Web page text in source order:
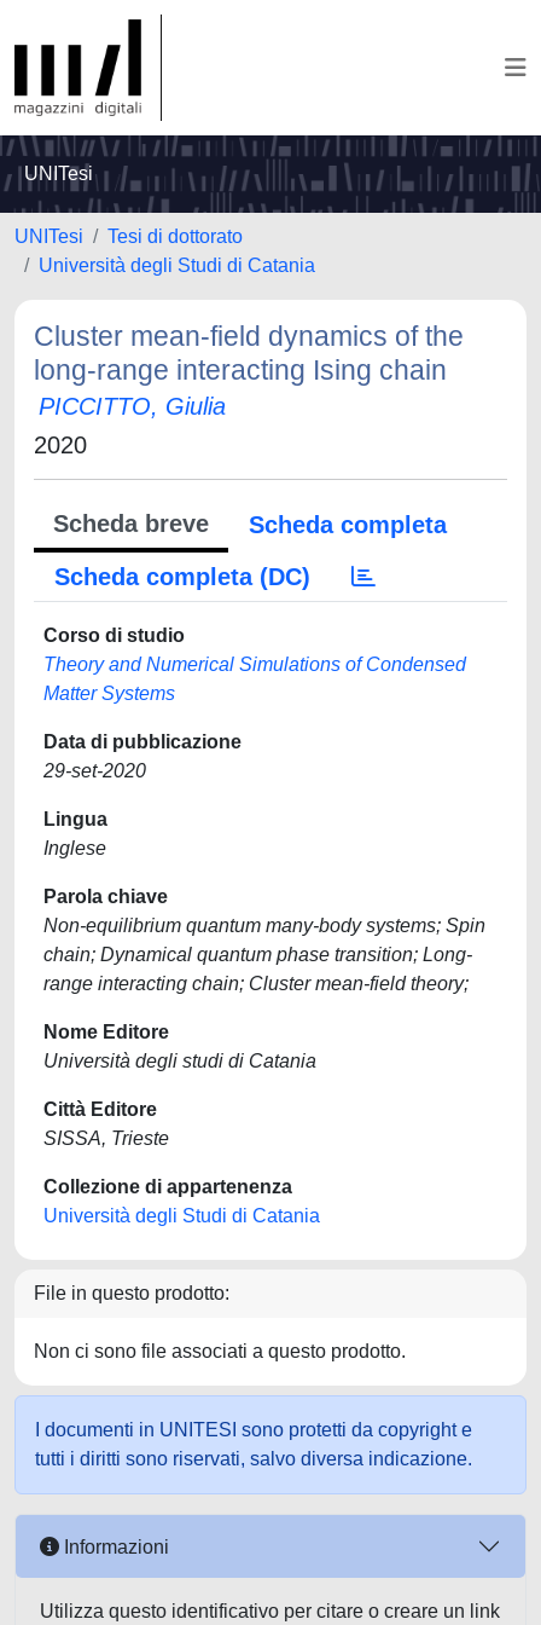
UNITesi
UNITesi
Tesi di dottorato
Università degli Studi di Catania
Cluster mean-field dynamics of the
long-range interacting Ising chain
PICCITTO, Giulia
2020
Scheda breve
Scheda completa
Scheda completa (DC)
Corso di studio
Theory and Numerical Simulations of Condensed
Matter Systems
Data di pubblicazione
29-set-2020
Lingua
Inglese
Parola chiave
Non-equilibrium quantum many-body systems; Spin
chain; Dynamical quantum phase transition; Long-
range interacting chain; Cluster mean-field theory;
Nome Editore
Università degli studi di Catania
Città Editore
SISSA, Trieste
Collezione di appartenenza
Università degli Studi di Catania
File in questo prodotto:
Non ci sono file associati a questo prodotto.
I documenti in UNITESI sono protetti da copyright e
tutti i diritti sono riservati, salvo diversa indicazione.
Informazioni
Utilizza questo identificativo per citare o creare un link